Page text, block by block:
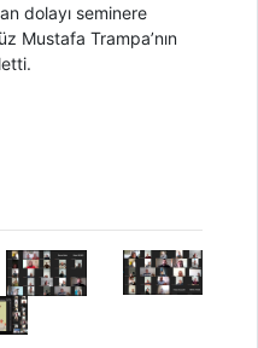
dolayı seminere
Mustafa Trampa’nın